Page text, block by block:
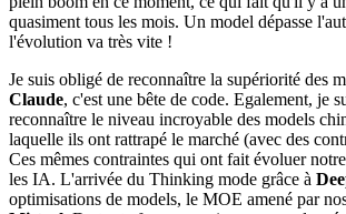
quasiment tous les mois. Un model dépasse
l'évolution va très vite !
Je suis obligé de reconnaître la supériorité des
Claude, c'est une bête de code. Egalement, je
reconnaître le niveau incroyable des models
laquelle ils ont rattrapé le marché (avec des
Ces mêmes contraintes qui ont fait évoluer
les IA. L'arrivée du Thinking mode grâce à
optimisations de models, le MOE amené par